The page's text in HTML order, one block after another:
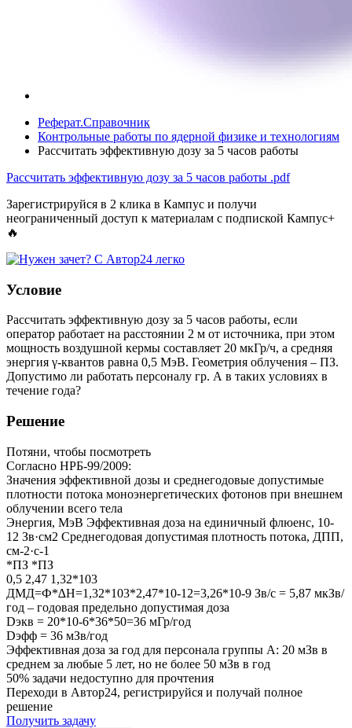
Реферат.Справочник
Контрольные работы по ядерной физике и технологиям
Рассчитать эффективную дозу за 5 часов работы
Рассчитать эффективную дозу за 5 часов работы .pdf
Зарегистрируйся в 2 клика в Кампус и получи
неограниченный доступ к материалам с подпиской Кампус+
🔥
Условие
Рассчитать эффективную дозу за 5 часов работы, если
оператор работает на расстоянии 2 м от источника, при этом
мощность воздушной кермы составляет 20 мкГр/ч, а средняя
энергия γ-квантов равна 0,5 МэВ. Геометрия облучения – ПЗ.
Допустимо ли работать персоналу гр. А в таких условиях в
течение года?
Решение
Потяни, чтобы посмотреть
Согласно НРБ-99/2009:
Значения эффективной дозы и среднегодовые допустимые
плотности потока моноэнергетических фотонов при внешнем
облучении всего тела
Энергия, МэВ Эффективная доза на единичный флюенс, 10-
12 Зв·см2 Среднегодовая допустимая плотность потока, ДПП,
см-2·с-1
*ПЗ *ПЗ
0,5 2,47 1,32*103
ДМД=Ф*∆Н=1,32*103*2,47*10-12=3,26*10-9 Зв/с = 5,87 мкЗв/
год – годовая предельно допустимая доза
Dэкв = 20*10-6*36*50=36 мГр/год
Dэфф = 36 мЗв/год
Эффективная доза за год для персонала группы А: 20 мЗв в
среднем за любые 5 лет, но не более 50 мЗв в год
50% задачи недоступно для прочтения
Переходи в Автор24, регистрируйся и получай полное
решение
Получить задачу